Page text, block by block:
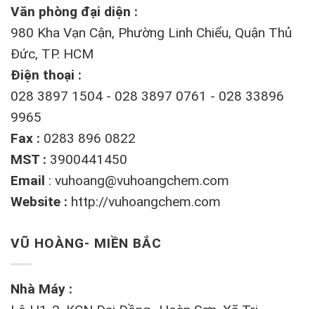
Văn phòng đại diện :
980 Kha Vạn Cận, Phường Linh Chiểu, Quận Thủ
Đức, TP. HCM
Điện thoại :
028 3897 1504 - 028 3897 0761 - 028 33896
9965
Fax : 0283 896 0822
MST : 3900441450
Email : vuhoang@vuhoangchem.com
Website : http://vuhoangchem.com
VŨ HOÀNG- MIỀN BẮC
Nhà Máy :